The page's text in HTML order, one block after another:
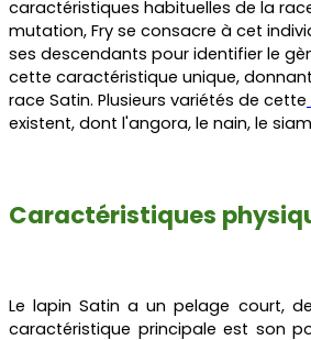
caractéristiques habituelles de la
mutation, Fry se consacre à cet
ses descendants pour identifier le
cette caractéristique unique,
race Satin. Plusieurs variétés de cette
existent, dont l'angora, le nain, le
Caractéristiques
Le lapin Satin a un pelage court,
caractéristique principale est son